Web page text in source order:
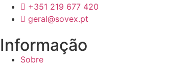
+351 219 677 420
geral@sovex.pt
Informação
Sobre